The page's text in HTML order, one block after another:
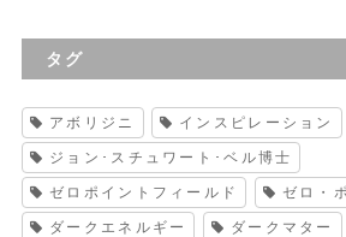
タグ
アボリジニ インスピレーション
ジョン･スチュワート･ベル博士
ゼロポイントフィールド ゼロ・
ダークエネルギー ダークマター